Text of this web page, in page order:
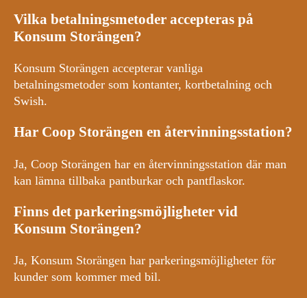
Vilka betalningsmetoder accepteras på
Konsum Storängen?
Konsum Storängen accepterar vanliga
betalningsmetoder som kontanter, kortbetalning och
Swish.
Har Coop Storängen en återvinningsstation?
Ja, Coop Storängen har en återvinningsstation där man
kan lämna tillbaka pantburkar och pantflaskor.
Finns det parkeringsmöjligheter vid
Konsum Storängen?
Ja, Konsum Storängen har parkeringsmöjligheter för
kunder som kommer med bil.